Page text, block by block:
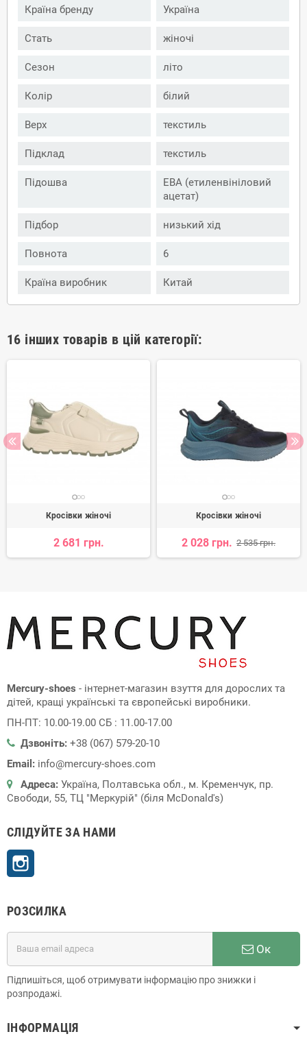
Країна бренду Україна
Стать жіночі
Сезон літо
Колір білий
Верх текстиль
Підклад текстиль
Підошва
ЕВА (етиленвініловий
ацетат)
Підбор низький хід
Повнота 6
Країна виробник Китай
16 інших товарів в цій категорії:
Кросівки жіночі
2 681 грн.
Кросівки жіночі
2 028 грн. 2 535 грн.
Mercury-shoes - інтернет-магазин взуття для дорослих та
дітей, кращі українські та європейські виробники.
ПН-ПТ: 10.00-19.00 СБ : 11.00-17.00
Дзвоніть: +38 (067) 579-20-10
Email: info@mercury-shoes.com
Адреса: Україна, Полтавська обл., м. Кременчук, пр.
Свободи, 55, ТЦ "Меркурій" (біля McDonald's)
СЛІДУЙТЕ ЗА НАМИ
РОЗСИЛКА
Ок
Підпишіться, щоб отримувати інформацію про знижки і
розпродажі.
ІНФОРМАЦІЯ